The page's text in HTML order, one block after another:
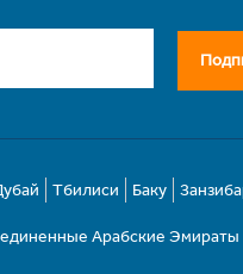
Тбилиси Баку
Арабские Эмираты